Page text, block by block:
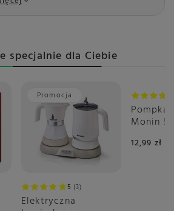
specjalnie dla Ciebie
Promocja
5 3
Elektryczna
Monin 5
12,99 zł